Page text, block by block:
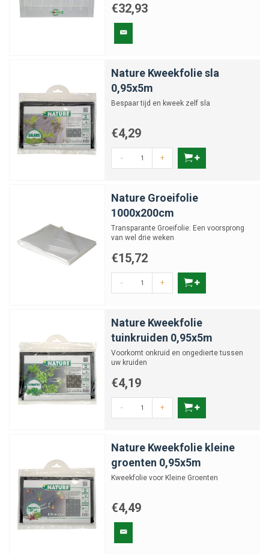
€32,93
Nature Kweekfolie sla
0,95x5m
Bespaar tijd en kweek zelf sla
€4,29
- +
Nature Groeifolie
1000x200cm
Transparante Groeifolie: Een voorsprong
van wel drie weken
€15,72
- +
Nature Kweekfolie
tuinkruiden 0,95x5m
Voorkomt onkruid en ongedierte tussen
uw kruiden
€4,19
- +
Nature Kweekfolie kleine
groenten 0,95x5m
Kweekfolie voor Kleine Groenten
€4,49